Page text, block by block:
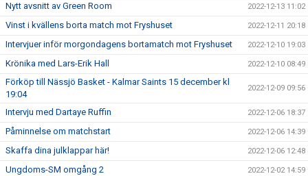
Nytt avsnitt av Green Room 2022-12-13 11:02
Vinst i kvällens borta match mot Fryshuset 2022-12-11 20:18
Intervjuer inför morgondagens bortamatch mot Fryshuset 2022-12-10 19:03
Krönika med Lars-Erik Hall 2022-12-10 08:49
Förköp till Nässjö Basket - Kalmar Saints 15 december kl
19:04
2022-12-09 09:56
Intervju med Dartaye Ruffin 2022-12-06 18:37
Påminnelse om matchstart 2022-12-06 14:39
Skaffa dina julklappar här! 2022-12-06 12:48
Ungdoms-SM omgång 2 2022-12-02 14:59